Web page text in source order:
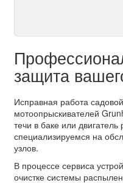
защита
Исправная работа
мотоопрыскивателей
течи в баке или
специализируемся на
узлов.
В процессе сервиса
очистке системы